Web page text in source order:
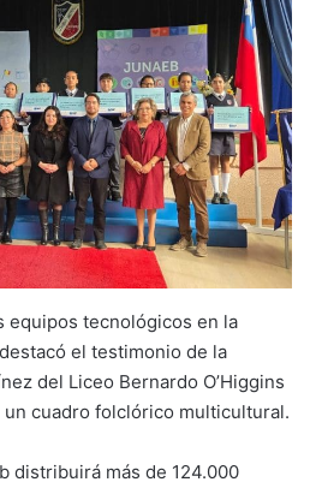
equipos tecnológicos en la
el testimonio de la
del Liceo Bernardo O’Higgins
cuadro folclórico multicultural.
distribuirá más de 124.000